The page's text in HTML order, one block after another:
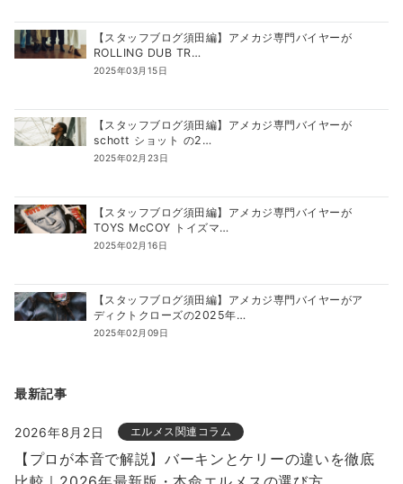
【スタッフブログ須田編】アメカジ専門バイヤーが
ROLLING DUB TR…
2025年03月15日
【スタッフブログ須田編】アメカジ専門バイヤーが
schott ショット の2…
2025年02月23日
【スタッフブログ須田編】アメカジ専門バイヤーが
TOYS McCOY トイズマ…
2025年02月16日
【スタッフブログ須田編】アメカジ専門バイヤーがア
ディクトクローズの2025年…
2025年02月09日
最新記事
2026年8月2日 エルメス関連コラム
【プロが本音で解説】バーキンとケリーの違いを徹底